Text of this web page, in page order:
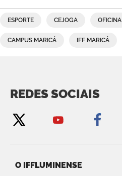
ESPORTE CEJOGA OFICINA
CAMPUS MARICÁ IFF MARICÁ
REDES SOCIAIS
O IFFLUMINENSE